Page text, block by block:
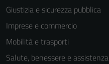
Giustizia e sicurezza pubblica
Imprese e commercio
Mobilità e trasporti
Salute, benessere e assistenza